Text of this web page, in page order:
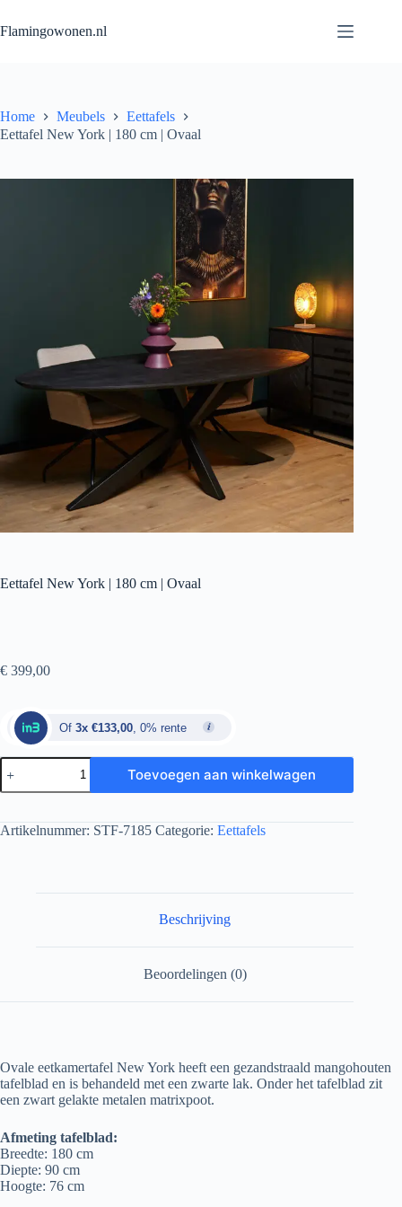
Flamingowonen.nl
Home Meubels
Eettafels
Eettafel New York | 180 cm | Ovaal
Eettafel New York | 180 cm | Ovaal
€ 399,00
Of 3x €133,00 , 0% rente
Toevoegen aan winkelwagen
Artikelnummer: STF-7185 Categorie: Eettafels
Beschrijving
Beoordelingen (0)
Ovale eetkamertafel New York heeft een gezandstraald mangohouten
tafelblad en is behandeld met een zwarte lak. Onder het tafelblad zit
een zwart gelakte metalen matrixpoot.
Afmeting tafelblad:
Breedte: 180 cm
Diepte: 90 cm
Hoogte: 76 cm